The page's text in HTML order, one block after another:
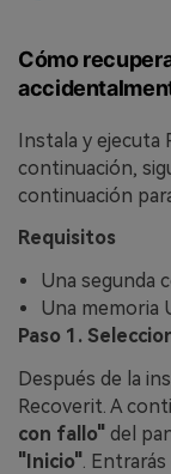
Cómo
Instala y ejecuta
continuación,
continuación
Requisitos
Una segunda
Una memoria
Paso 1.
Después de la
Recoverit. A
con fallo" del
"Inicio".